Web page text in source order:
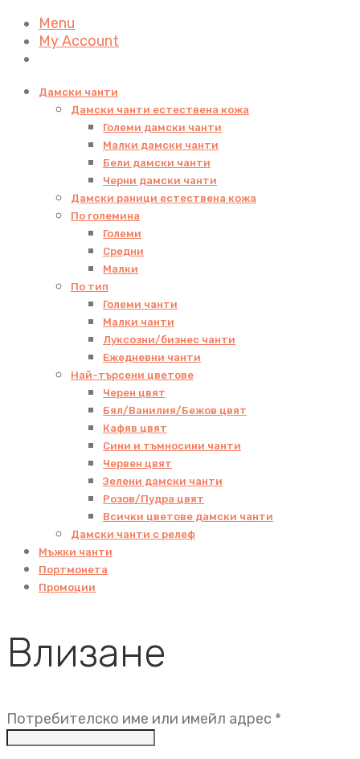
Menu
My Account
Дамски чанти
Дамски чанти естествена кожа
Големи дамски чанти
Малки дамски чанти
Бели дамски чанти
Черни дамски чанти
Дамски раници естествена кожа
По големина
Големи
Средни
Малки
По тип
Големи чанти
Малки чанти
Луксозни/бизнес чанти
Ежедневни чанти
Най-търсени цветове
Черен цвят
Бял/Ванилия/Бежов цвят
Кафяв цвят
Сини и тъмносини чанти
Червен цвят
Зелени дамски чанти
Розов/Пудра цвят
Всички цветове дамски чанти
Дамски чанти с релеф
Мъжки чанти
Портмонета
Промоции
Влизане
Потребителско име или имейл адрес *